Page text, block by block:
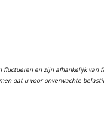
en zijn afhankelijk
dat u voor onverwachte